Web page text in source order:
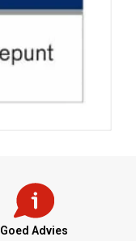
Goed Advies